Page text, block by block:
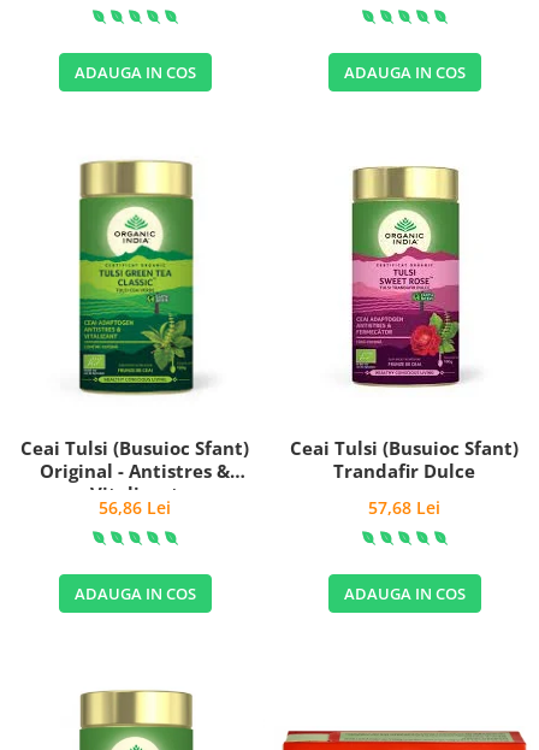
ADAUGA IN COS ADAUGA IN COS
Ceai Tulsi (Busuioc Sfant)
Original - Antistres &
Vitalizant
56,86 Lei
ADAUGA IN COS
Ceai Tulsi (Busuioc Sfant)
Trandafir Dulce
57,68 Lei
ADAUGA IN COS